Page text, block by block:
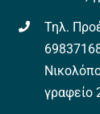
Τηλ.
γραφείο